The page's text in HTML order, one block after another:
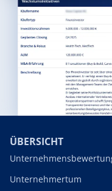
ÜBERSICHT
Unternehmertum